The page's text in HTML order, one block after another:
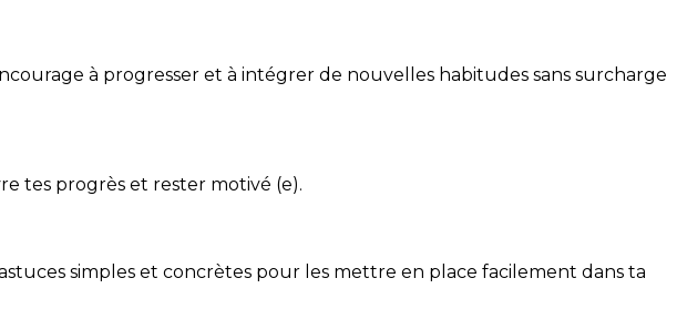
à progresser et à intégrer de nouvelles habitudes sans surcharge
tes progrès et rester motivé (e).
simples et concrètes pour les mettre en place facilement dans ta